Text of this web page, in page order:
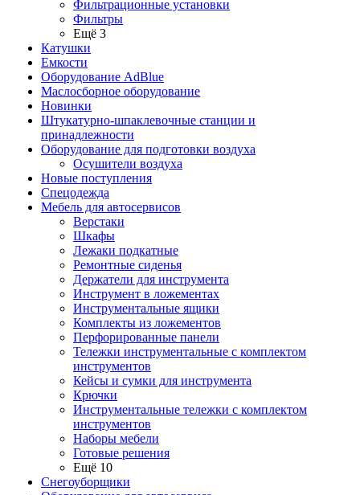
Фильтрационные установки
Фильтры
Ещё 3
Катушки
Емкости
Оборудование AdBlue
Маслосборное оборудование
Новинки
Штукатурно-шпаклевочные станции и
принадлежности
Оборудование для подготовки воздуха
Осушители воздуха
Новые поступления
Спецодежда
Мебель для автосервисов
Верстаки
Шкафы
Лежаки подкатные
Ремонтные сиденья
Держатели для инструмента
Инструмент в ложементах
Инструментальные ящики
Комплекты из ложементов
Перфорированные панели
Тележки инструментальные с комплектом
инструментов
Кейсы и сумки для инструмента
Крючки
Инструментальные тележки с комплектом
инструментов
Наборы мебели
Готовые решения
Ещё 10
Снегоуборщики